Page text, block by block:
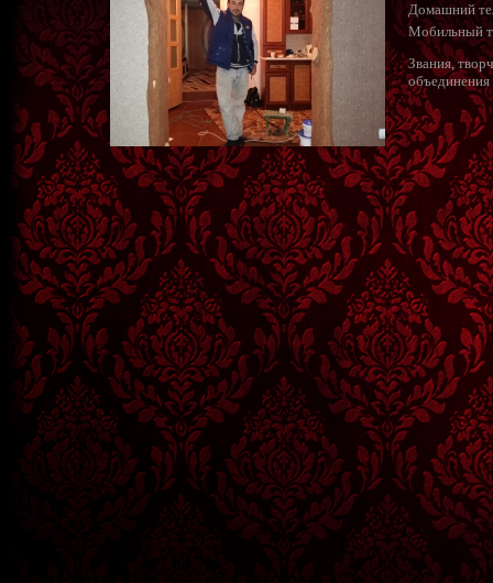
Домашний
Мобильный
Звания,
объединения